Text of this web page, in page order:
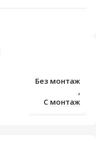
Без монтаж
,
С монтаж